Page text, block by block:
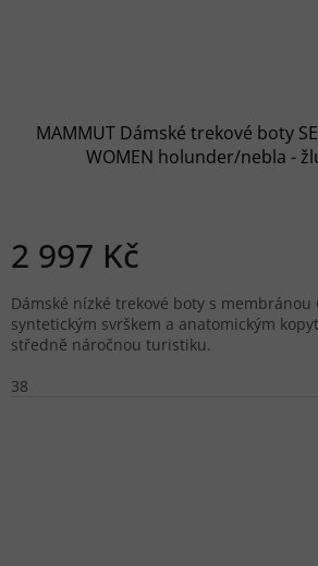
MAMMUT Dámské trekové boty
WOMEN holunder/nebla -
2 997 Kč
Dámské nízké trekové boty s membránou
syntetickým svrškem a anatomickým
středně náročnou turistiku.
38